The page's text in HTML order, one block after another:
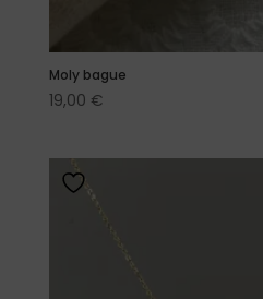
Moly bague
19,00 €